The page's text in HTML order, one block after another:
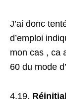
J’ai donc
d’emploi
mon cas , ca
60 du mode
4.19.